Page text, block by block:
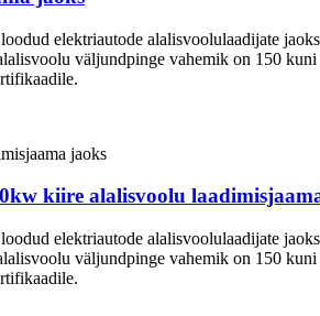
elektriautode alalisvoolulaadijate
väljundpinge vahemik on 150
kiire alalisvoolu
elektriautode alalisvoolulaadijate
väljundpinge vahemik on 150